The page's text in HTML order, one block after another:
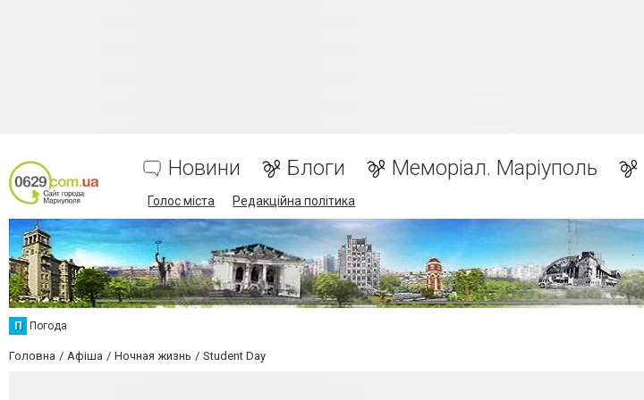
Новини Блоги Меморіал. Маріуполь
Голос міста Редакційна політика
П Погода
Головна Афіша Ночная жизнь Student Day